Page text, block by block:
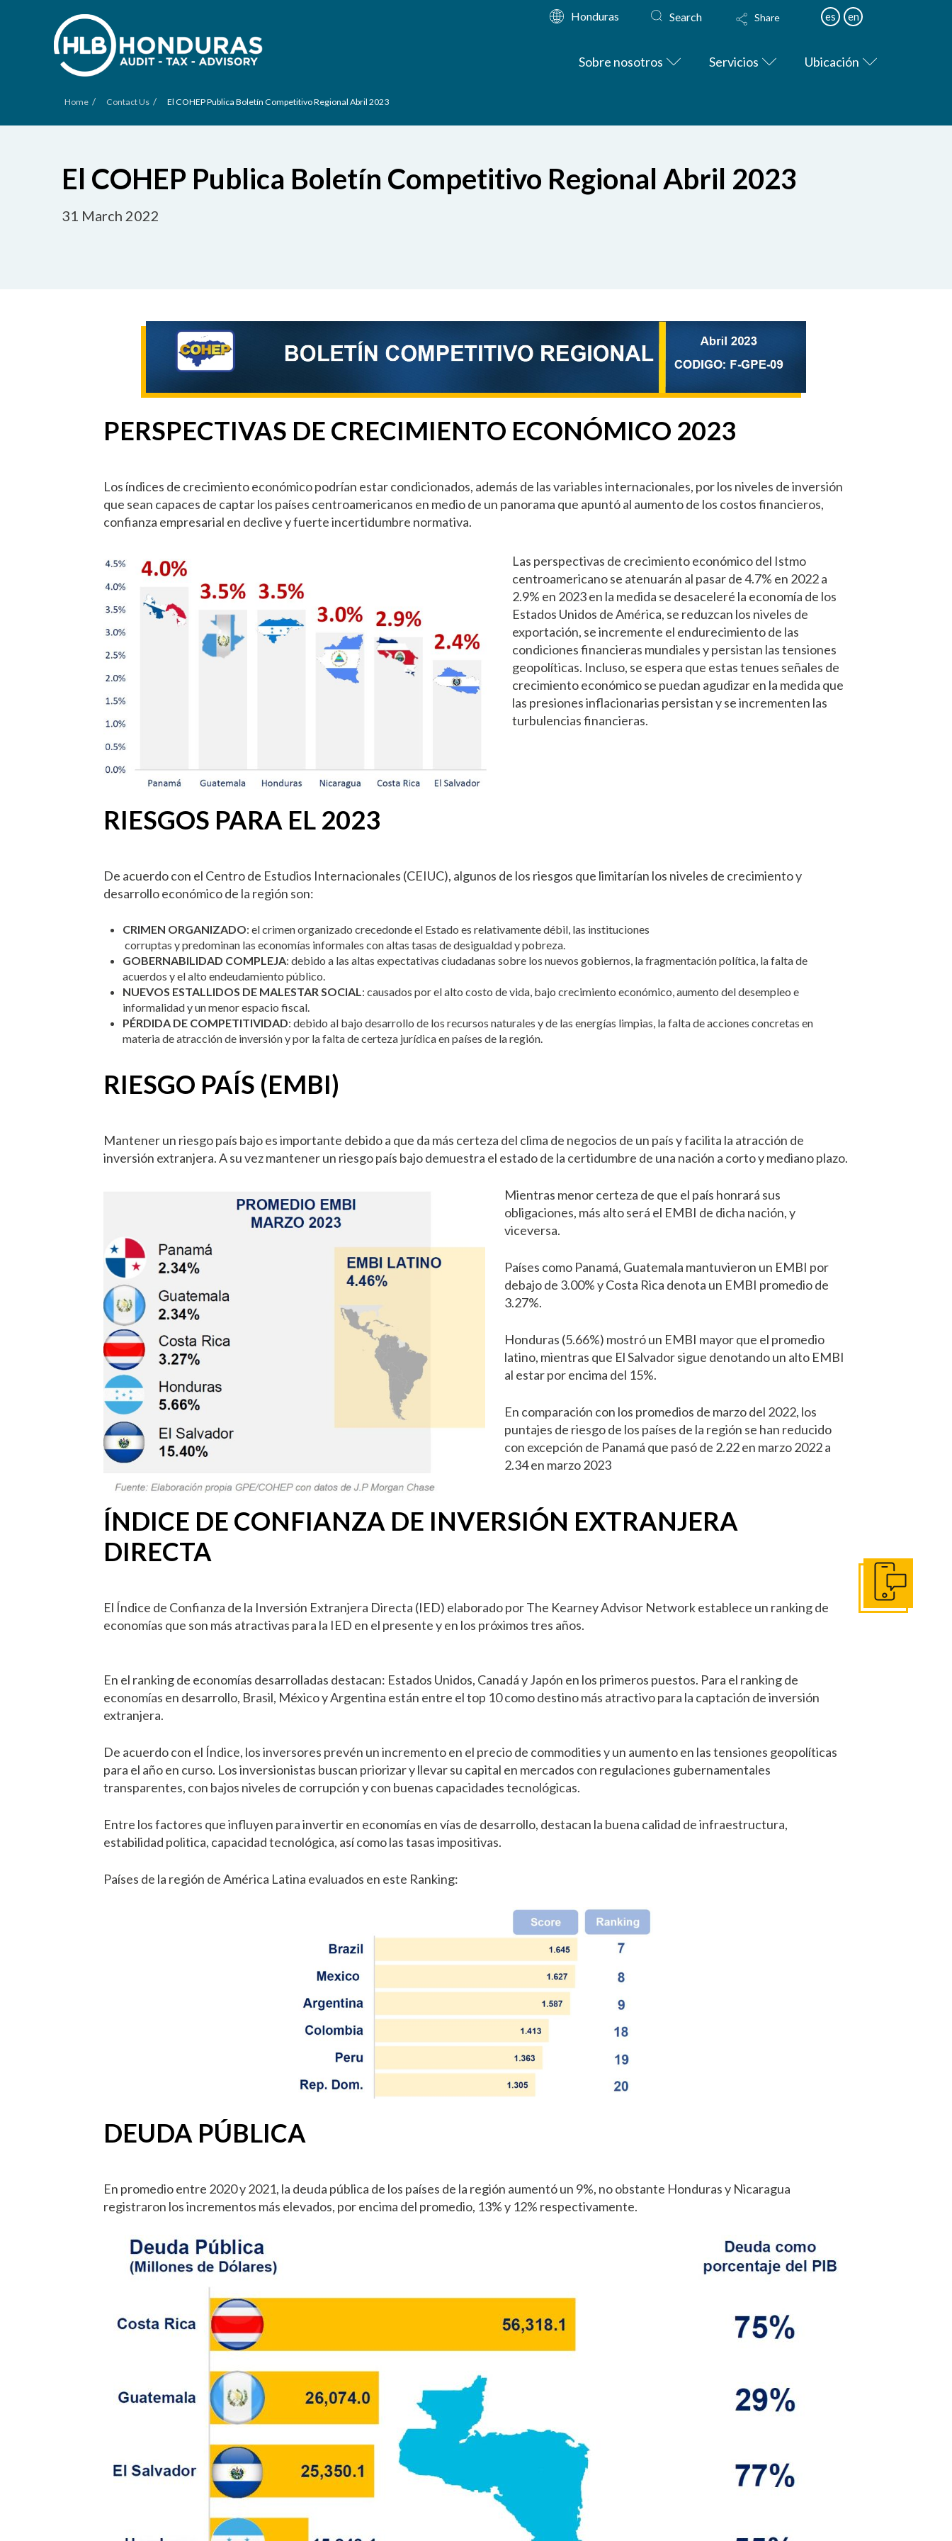
Honduras Search Share es en
Sobre nosotros Servicios Ubicación
Home / Contact Us / El COHEP Publica Boletín Competitivo Regional Abril 2023
El COHEP Publica Boletín Competitivo Regional Abril 2023
31 March 2022
PERSPECTIVAS DE CRECIMIENTO ECONÓMICO 2023
Los índices de crecimiento económico podrían estar condicionados, además de las variables internacionales, por los niveles de inversión
que sean capaces de captar los países centroamericanos en medio de un panorama que apuntó al aumento de los costos financieros,
confianza empresarial en declive y fuerte incertidumbre normativa.
Las perspectivas de crecimiento económico del Istmo
centroamericano se atenuarán al pasar de 4.7% en 2022 a
2.9% en 2023 en la medida se desaceleré la economía de los
Estados Unidos de América, se reduzcan los niveles de
exportación, se incremente el endurecimiento de las
condiciones financieras mundiales y persistan las tensiones
geopolíticas. Incluso, se espera que estas tenues señales de
crecimiento económico se puedan agudizar en la medida que
las presiones inflacionarias persistan y se incrementen las
turbulencias financieras.
RIESGOS PARA EL 2023
De acuerdo con el Centro de Estudios Internacionales (CEIUC), algunos de los riesgos que limitarían los niveles de crecimiento y
desarrollo económico de la región son:
CRIMEN ORGANIZADO: el crimen organizado crecedonde el Estado es relativamente débil, las instituciones
corruptas y predominan las economías informales con altas tasas de desigualdad y pobreza.
GOBERNABILIDAD COMPLEJA: debido a las altas expectativas ciudadanas sobre los nuevos gobiernos, la fragmentación política, la falta de
acuerdos y el alto endeudamiento público.
NUEVOS ESTALLIDOS DE MALESTAR SOCIAL: causados por el alto costo de vida, bajo crecimiento económico, aumento del desempleo e
informalidad y un menor espacio fiscal.
PÉRDIDA DE COMPETITIVIDAD: debido al bajo desarrollo de los recursos naturales y de las energías limpias, la falta de acciones concretas en
materia de atracción de inversión y por la falta de certeza jurídica en países de la región.
RIESGO PAÍS (EMBI)
Mantener un riesgo país bajo es importante debido a que da más certeza del clima de negocios de un país y facilita la atracción de
inversión extranjera. A su vez mantener un riesgo país bajo demuestra el estado de la certidumbre de una nación a corto y mediano plazo.
Mientras menor certeza de que el país honrará sus
obligaciones, más alto será el EMBI de dicha nación, y
viceversa.
Países como Panamá, Guatemala mantuvieron un EMBI por
debajo de 3.00% y Costa Rica denota un EMBI promedio de
3.27%.
Honduras (5.66%) mostró un EMBI mayor que el promedio
latino, mientras que El Salvador sigue denotando un alto EMBI
al estar por encima del 15%.
En comparación con los promedios de marzo del 2022, los
puntajes de riesgo de los países de la región se han reducido
con excepción de Panamá que pasó de 2.22 en marzo 2022 a
2.34 en marzo 2023
ÍNDICE DE CONFIANZA DE INVERSIÓN EXTRANJERA
DIRECTA
El Índice de Confianza de la Inversión Extranjera Directa (IED) elaborado por The Kearney Advisor Network establece un ranking de
economías que son más atractivas para la IED en el presente y en los próximos tres años.
En el ranking de economías desarrolladas destacan: Estados Unidos, Canadá y Japón en los primeros puestos. Para el ranking de
economías en desarrollo, Brasil, México y Argentina están entre el top 10 como destino más atractivo para la captación de inversión
extranjera.
De acuerdo con el Índice, los inversores prevén un incremento en el precio de commodities y un aumento en las tensiones geopolíticas
para el año en curso. Los inversionistas buscan priorizar y llevar su capital en mercados con regulaciones gubernamentales
transparentes, con bajos niveles de corrupción y con buenas capacidades tecnológicas.
Entre los factores que influyen para invertir en economías en vías de desarrollo, destacan la buena calidad de infraestructura,
estabilidad politica, capacidad tecnológica, así como las tasas impositivas.
Países de la región de América Latina evaluados en este Ranking:
DEUDA PÚBLICA
En promedio entre 2020 y 2021, la deuda pública de los países de la región aumentó un 9%, no obstante Honduras y Nicaragua
registraron los incrementos más elevados, por encima del promedio, 13% y 12% respectivamente.
Póngase en